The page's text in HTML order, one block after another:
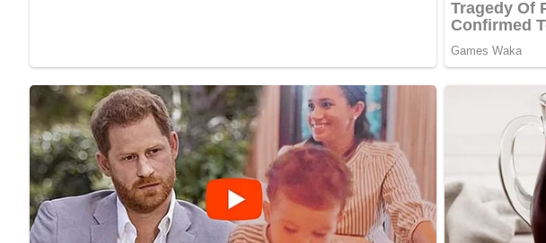
Genieße diesen herzhaften Leberkäse nach Berliner Art und erlebe den
Egal, ob als Hauptgericht oder auf Brot als Snack, dieser Leckerbissen wird dich
Bild für dein Pinterest-Board